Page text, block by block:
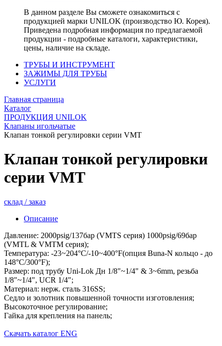
В данном разделе Вы сможете ознакомиться с
продукцией марки UNILOK (производство Ю. Корея).
Приведена подробная информация по предлагаемой
продукции - подробные каталоги, характеристики,
цены, наличие на складе.
ТРУБЫ И ИНСТРУМЕНТ
ЗАЖИМЫ ДЛЯ ТРУБЫ
УСЛУГИ
Главная страница
Каталог
ПРОДУКЦИЯ UNILOK
Клапаны игольчатые
Клапан тонкой регулировки серии VMT
Клапан тонкой регулировки
серии VMT
склад / заказ
Описание
Давление: 2000psig/137бар (VMTS серия) 1000psig/69бар
(VMTL & VMTM серия);
Температура: -23~204°C/-10~400°F(опция Buna-N кольцо - до
148°C/300°F);
Размер: под трубу Uni-Lok Дн 1/8"~1/4" & 3~6mm, резьба
1/8"~1/4", UCR 1/4";
Материал: нерж. сталь 316SS;
Седло и золотник повышенной точности изготовления;
Высокоточное регулирование;
Гайка для крепления на панель;
Скачать каталог ENG